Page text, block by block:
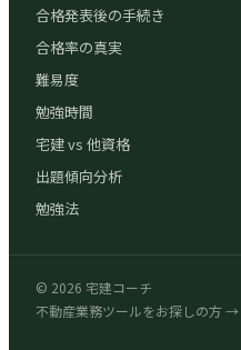
合格発表後の手続き
合格率の真実
難易度
勉強時間
宅建 vs 他資格
出題傾向分析
勉強法
© 2026 宅建コーチ
不動産業務ツールをお探しの方 →